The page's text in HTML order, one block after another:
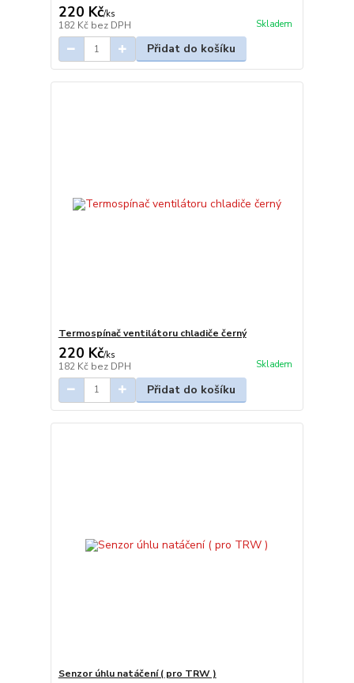
220 Kč/ks
182 Kč bez DPH Skladem
Přidat do košíku
Termospínač ventilátoru chladiče černý
220 Kč/ks
182 Kč bez DPH Skladem
Přidat do košíku
Senzor úhlu natáčení ( pro TRW )